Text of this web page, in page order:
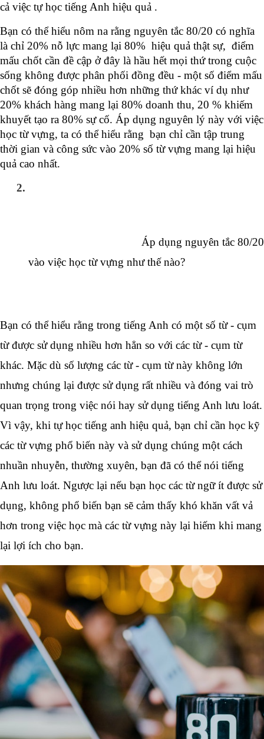
cả việc tự học tiếng Anh hiệu quả .
Bạn có thể hiểu nôm na rằng nguyên tắc 80/20 có nghĩa
là chỉ 20% nỗ lực mang lại 80%  hiệu quả thật sự, điểm
mấu chốt cần đề cập ở đây là hầu hết mọi thứ trong cuộc
sống không được phân phối đồng đều - một số điểm mấu
chốt sẽ đóng góp nhiều hơn những thứ khác ví dụ như
20% khách hàng mang lại 80% doanh thu, 20 % khiếm
khuyết tạo ra 80% sự cố. Áp dụng nguyên lý này với việc
học từ vựng, ta có thể hiểu rằng  bạn chỉ cần tập trung
thời gian và công sức vào 20% số từ vựng mang lại hiệu
quả cao nhất.
Áp dụng nguyên tắc 80/20
vào việc học từ vựng như thế nào?
Bạn có thể hiểu rằng trong tiếng Anh có một số từ - cụm
từ được sử dụng nhiều hơn hẳn so với các từ - cụm từ
khác. Mặc dù số lượng các từ - cụm từ này không lớn
nhưng chúng lại được sử dụng rất nhiều và đóng vai trò
Vì vậy, khi tự học tiếng anh hiệu quả, bạn chỉ cần học kỹ
các từ vựng phổ biến này và sử dụng chúng một cách
nhuần nhuyễn, thường xuyên, bạn đã có thể nói tiếng
Anh lưu loát. Ngược lại nếu bạn học các từ ngữ ít được sử
dụng, không phổ biến bạn sẽ cảm thấy khó khăn vất vả
hơn trong việc học mà các từ vựng này lại hiếm khi mang
lại lợi ích cho bạn.